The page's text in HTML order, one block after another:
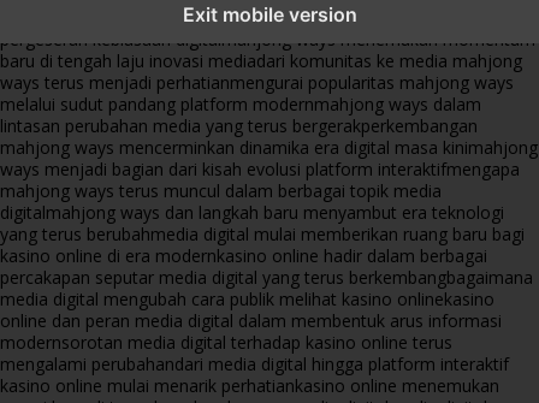
Exit mobile version
fenomena mahjong ways muncul bersama
pergeseran kebiasaan digitalmahjong ways menemukan momentum
baru di tengah laju inovasi mediadari komunitas ke media mahjong
ways terus menjadi perhatianmengurai popularitas mahjong ways
melalui sudut pandang platform modernmahjong ways dalam
lintasan perubahan media yang terus bergerakperkembangan
mahjong ways mencerminkan dinamika era digital masa kinimahjong
ways menjadi bagian dari kisah evolusi platform interaktifmengapa
mahjong ways terus muncul dalam berbagai topik media
digitalmahjong ways dan langkah baru menyambut era teknologi
yang terus berubahmedia digital mulai memberikan ruang baru bagi
kasino online di era modernkasino online hadir dalam berbagai
percakapan seputar media digital yang terus berkembangbagaimana
media digital mengubah cara publik melihat kasino onlinekasino
online dan peran media digital dalam membentuk arus informasi
modernsorotan media digital terhadap kasino online terus
mengalami perubahandari media digital hingga platform interaktif
kasino online mulai menarik perhatiankasino online menemukan